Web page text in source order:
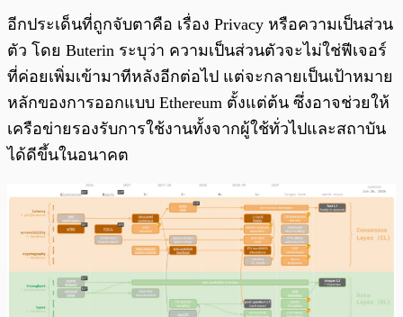
อีกประเด็นที่ถูกจับตาคือ เรื่อง Privacy หรือความเป็นส่วน
ตัว โดย Buterin ระบุว่า ความเป็นส่วนตัวจะไม่ใช่ฟีเจอร์
ที่ค่อยเพิ่มเข้ามาทีหลังอีกต่อไป แต่จะกลายเป็นเป้าหมาย
หลักของการออกแบบ Ethereum ตั้งแต่ต้น ซึ่งอาจช่วยให้
เครือข่ายรองรับการใช้งานทั้งจากผู้ใช้ทั่วไปและสถาบัน
ได้ดีขึ้นในอนาคต